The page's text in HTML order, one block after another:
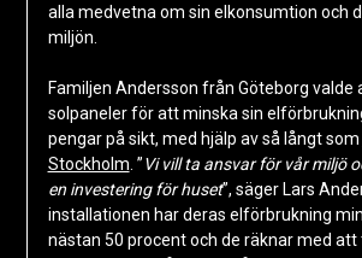
alla medvetna om sin elkonsumtion och
miljön.
Familjen Andersson från Göteborg valde
solpaneler för att minska sin
pengar på sikt, med hjälp av så långt som
Stockholm . ”Vi vill ta ansvar för vår miljö
en investering för huset”, säger Lars
installationen har deras elförbrukning
nästan 50 procent och de räknar med att